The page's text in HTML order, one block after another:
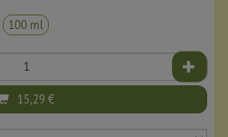
100 ml
15,29€